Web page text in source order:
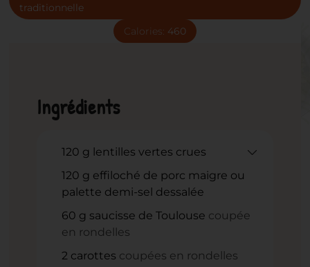
traditionnelle
Calories: 460
Ingrédients
120 g lentilles vertes crues
120 g effiloché de porc maigre ou
palette demi-sel dessalée
60 g saucisse de Toulouse coupée
en rondelles
2 carottes coupées en rondelles